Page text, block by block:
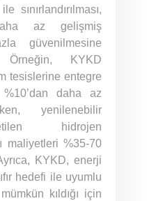
sınırlandırılması,
az gelişmiş
güvenilmesine
Örneğin, KYKD
tesislerine entegre
daha az
yenilenebilir
hidrojen
maliyetleri %35-70
KYKD, enerji
hedefi ile uyumlu
kıldığı için